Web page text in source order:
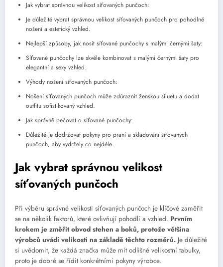
Jak vybrat správnou velikost síťovaných punčoch:
Je důležité vybrat správnou velikost síťovaných punčoch pro pohodlné
nošení a estetický vzhled.
Nejlepší způsoby, jak nosit síťované punčochy s malými černými šaty:
Síťované punčochy lze skvěle kombinovat s malými černými šaty pro
elegantní a sexy vzhled.
Výhody nošení síťovaných punčoch:
Nošení síťovaných punčoch může zdůraznit ženskou siluetu a dodat
outfitu sofistikovaný vzhled.
Jak správně pečovat o síťované punčochy:
Důležité je dodržovat pokyny pro praní a skladování síťovaných
punčoch, aby vydržely co nejdéle.
Jak vybrat správnou velikost
síťovaných punčoch
Při výběru správné velikosti síťovaných punčoch je klíčové zaměřit
se na několik faktorů, které ovlivňují pohodlí a vzhled. Prvním
krokem je změřit obvod stehen a boků, protože většina
výrobců uvádí velikosti na základě těchto rozměrů. Je důležité
si uvědomit, že každá značka může mít odlišné velikostní tabulky,
proto je dobré se řídit konkrétními pokyny výrobce.